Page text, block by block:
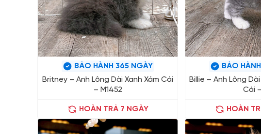
BẢO HÀNH 365 NGÀY
Britney – Anh Lông Dài Xanh Xám Cái
– M1452
HOÀN TRẢ 7 NGÀY
BẢO
Billie – Anh Lông
Cái
HOÀN